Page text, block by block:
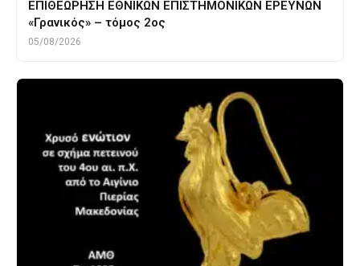
ΕΠΙΘΕΩΡΗΣΗ ΕΘΝΙΚΩΝ ΕΠΙΣΤΗΜΟΝΙΚΩΝ ΕΡΕΥΝΩΝ
«Γρανικός» – τόμος 2ος
05/08/2026